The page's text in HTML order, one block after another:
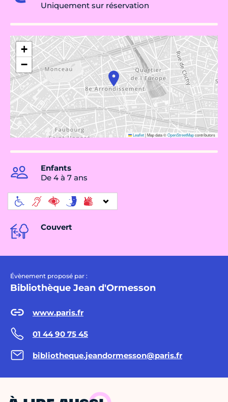
Uniquement sur réservation
+
−
Leaflet|Map data ©OpenStreetMapcontributors
Enfants
De 4 à 7 ans
Couvert
Évènement proposé par :
Bibliothèque Jean d'Ormesson
www.paris.fr
01 44 90 75 45
bibliotheque.jeandormesson@paris.fr